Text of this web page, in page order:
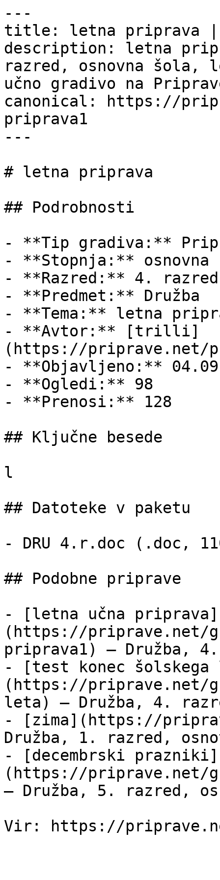
---
title: letna priprava |
description: letna
razred, osnovna šola,
učno gradivo na
canonical: https://
priprava1
---
# letna priprava
## Podrobnosti
- **Tip gradiva:**
- **Stopnja:** osnovna
- **Razred:** 4. razred
- **Predmet:** Družba
- **Tema:** letna
- **Avtor:** [trilli]
(https://
- **Objavljeno:**
- **Ogledi:** 98
- **Prenosi:** 128
## Ključne besede
l
## Datoteke v paketu
- DRU 4.r.doc (.doc,
## Podobne priprave
- [letna učna priprava]
(https://priprave.net/
priprava1) — Družba,
- [test konec
(https://priprave.net/
leta) — Družba, 4.
- [zima](https://
Družba, 1. razred,
- [decembrski prazniki]
(https://priprave.net/
— Družba, 5. razred,